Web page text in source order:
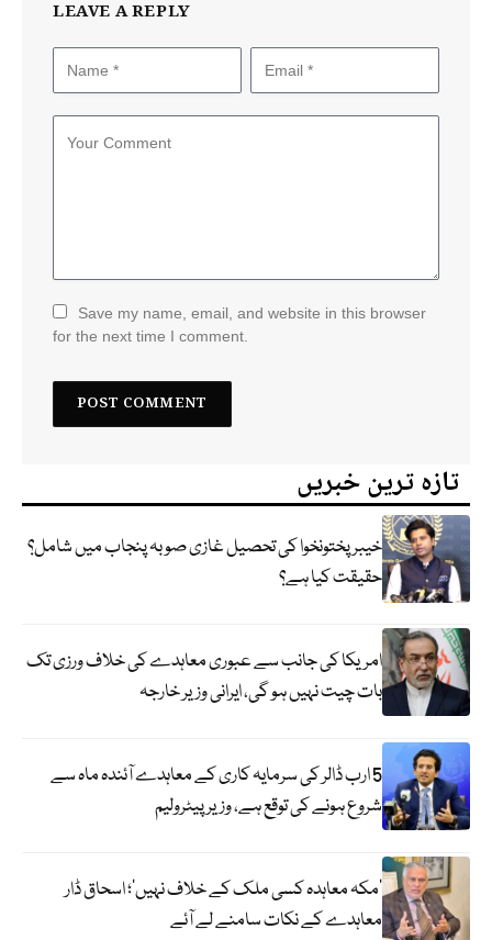
LEAVE A REPLY
Save my name, email, and website in this browser
for the next time I comment.
تازہ ترین خبریں
خیبر پختونخوا کی تحصیل غازی صوبہ پنجاب میں شامل؟
حقیقت کیا ہے؟
امریکا کی جانب سے عبوری معاہدے کی خلاف ورزی تک
بات چیت نہیں ہو گی، ایرانی وزیر خارجہ
5 ارب ڈالر کی سرمایہ کاری کے معاہدے آئندہ ماہ سے
شروع ہونے کی توقع ہے، وزیر پیٹرولیم
‘مکہ معاہدہ کسی ملک کے خلاف نہیں’؛ اسحاق ڈار
معاہدے کے نکات سامنے لے آئے